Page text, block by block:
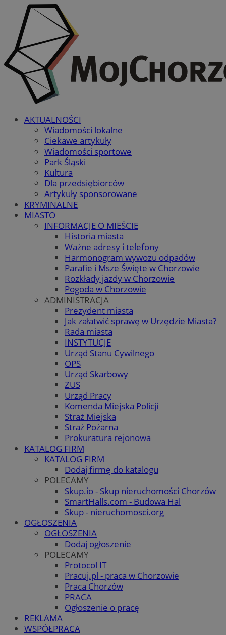
AKTUALNOŚCI
Wiadomości lokalne
Ciekawe artykuły
Wiadomości sportowe
Park Śląski
Kultura
Dla przedsiębiorców
Artykuły sponsorowane
KRYMINALNE
MIASTO
INFORMACJE O MIEŚCIE
Historia miasta
Ważne adresy i telefony
Harmonogram wywozu odpadów
Parafie i Msze Święte w Chorzowie
Rozkłady jazdy w Chorzowie
Pogoda w Chorzowie
ADMINISTRACJA
Prezydent miasta
Jak załatwić sprawę w Urzędzie Miasta?
Rada miasta
INSTYTUCJE
Urząd Stanu Cywilnego
OPS
Urząd Skarbowy
ZUS
Urząd Pracy
Komenda Miejska Policji
Straż Miejska
Straż Pożarna
Prokuratura rejonowa
KATALOG FIRM
KATALOG FIRM
Dodaj firmę do katalogu
POLECAMY
Skup.io - Skup nieruchomości Chorzów
SmartHalls.com - Budowa Hal
Skup - nieruchomosci.org
OGŁOSZENIA
OGŁOSZENIA
Dodaj ogłoszenie
POLECAMY
Protocol IT
Pracuj.pl - praca w Chorzowie
Praca Chorzów
PRACA
Ogłoszenie o pracę
REKLAMA
WSPÓŁPRACA